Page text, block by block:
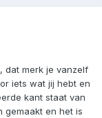
dat merk je vanzelf
iets wat jij hebt en
kant staat van
gemaakt en het is